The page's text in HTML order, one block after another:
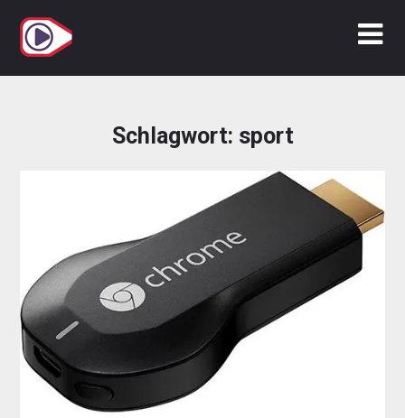
Inhalt
springen
Schlagwort: sport